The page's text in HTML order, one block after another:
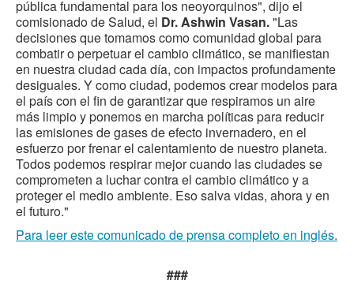
pública fundamental para los neoyorquinos", dijo el
comisionado de Salud, el Dr. Ashwin Vasan."Las
decisiones que tomamos como comunidad global para
combatir o perpetuar el cambio climático, se manifiestan
en nuestra ciudad cada día, con impactos profundamente
desiguales. Y como ciudad, podemos crear modelos para
el país con el fin de garantizar que respiramos un aire
más limpio y ponemos en marcha políticas para reducir
las emisiones de gases de efecto invernadero, en el
esfuerzo por frenar el calentamiento de nuestro planeta.
Todos podemos respirar mejor cuando las ciudades se
comprometen a luchar contra el cambio climático y a
proteger el medio ambiente. Eso salva vidas, ahora y en
el futuro."
Para leer este comunicado de prensa completo en inglés.
###